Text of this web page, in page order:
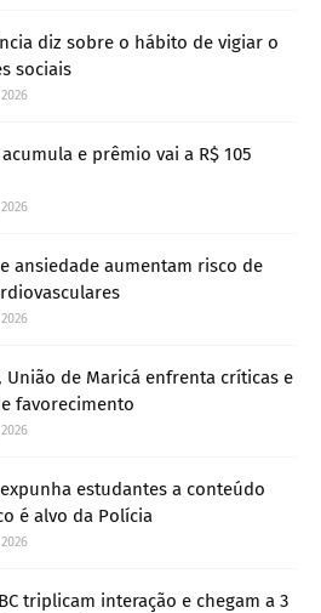
diz sobre o hábito de vigiar o
sociais
acumula e prêmio vai a R$ 105
ansiedade aumentam risco de
de Maricá enfrenta críticas e
favorecimento
estudantes a conteúdo
é alvo da Polícia
triplicam interação e chegam a 3